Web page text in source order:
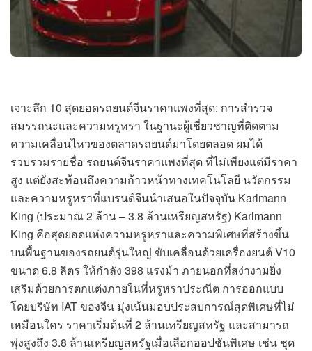
เจาะลึก 10 สุดยอดรถยนต์จีนราคาแพงที่สุด: การสำรวจ
สมรรถนะและความหรูหรา ในฐานะผู้เชี่ยวชาญที่ติดตาม
ความเคลื่อนไหวของตลาดรถยนต์มาโดยตลอด ผมได้
รวบรวมรายชื่อ รถยนต์จีนราคาแพงที่สุด ที่ไม่เพียงแต่มีราคา
สูง แต่ยังสะท้อนถึงความก้าวหน้าทางเทคโนโลยี นวัตกรรม
และความหรูหราที่แบรนด์จีนนำเสนอในปัจจุบัน Karlmann
King (ประมาณ 2 ล้าน – 3.8 ล้านเหรียญสหรัฐ) Karlmann
King คือสุดยอดแห่งความหรูหราและความพิเศษที่สร้างขึ้น
บนพื้นฐานของรถยนต์รุ่นใหญ่ ขับเคลื่อนด้วยเครื่องยนต์ V10
ขนาด 6.8 ลิตร ให้กำลัง 398 แรงม้า ภายนอกที่สง่างามยิ่ง
เสริมด้วยการตกแต่งภายในที่หรูหราประณีต การออกแบบ
โดยบริษัท IAT ของจีน มุ่งเน้นมอบประสบการณ์สุดพิเศษที่ไม่
เหมือนใคร ราคาเริ่มต้นที่ 2 ล้านเหรียญสหรัฐ และสามารถ
พุ่งสูงถึง 3.8 ล้านเหรียญสหรัฐเมื่อเลือกออปชันพิเศษ เช่น ชุด